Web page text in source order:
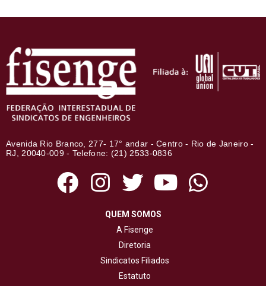
Avenida Rio Branco, 277- 17° andar - Centro - Rio de Janeiro -
RJ, 20040-009 - Telefone: (21) 2533-0836
QUEM SOMOS
A Fisenge
Diretoria
Sindicatos Filiados
Estatuto